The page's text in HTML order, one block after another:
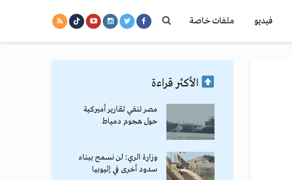
فيديو ملفات خاصة
الأكثر قراءة
مصر تنفي تقارير أميركية
حول هجوم دمياط
وزارة الري: لن نسمح ببناء
سدود أخرى في إثيوبيا